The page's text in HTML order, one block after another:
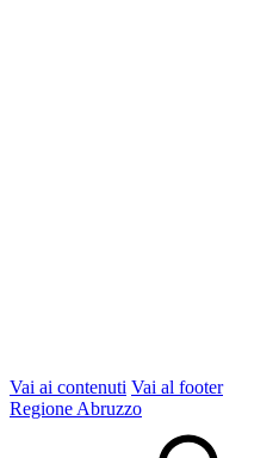
Vai ai contenuti Vai al footer
Regione Abruzzo